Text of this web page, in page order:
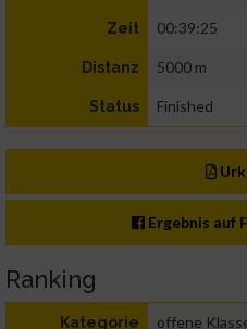
Zeit 00:39:25
Distanz 5000 m
Status Finished
Ergebnis auf
Ranking
Kategorie offene